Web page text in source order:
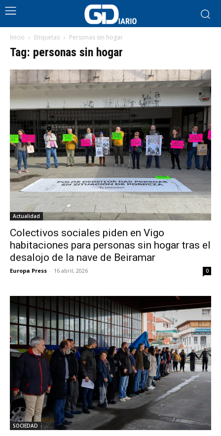
Inicio Etiquetas Personas sin hogar
Tag: personas sin hogar
Actualidad
Colectivos sociales piden en Vigo
habitaciones para personas sin hogar tras el
desalojo de la nave de Beiramar
Europa Press - 16 abril, 2026 0
SOCIEDAD